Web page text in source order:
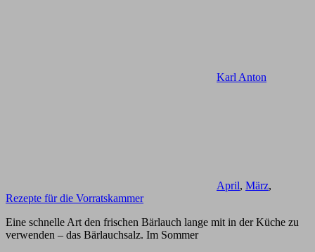
Karl Anton
April, März,
Rezepte für die Vorratskammer
Eine schnelle Art den frischen Bärlauch lange mit in der Küche zu
verwenden – das Bärlauchsalz. Im Sommer